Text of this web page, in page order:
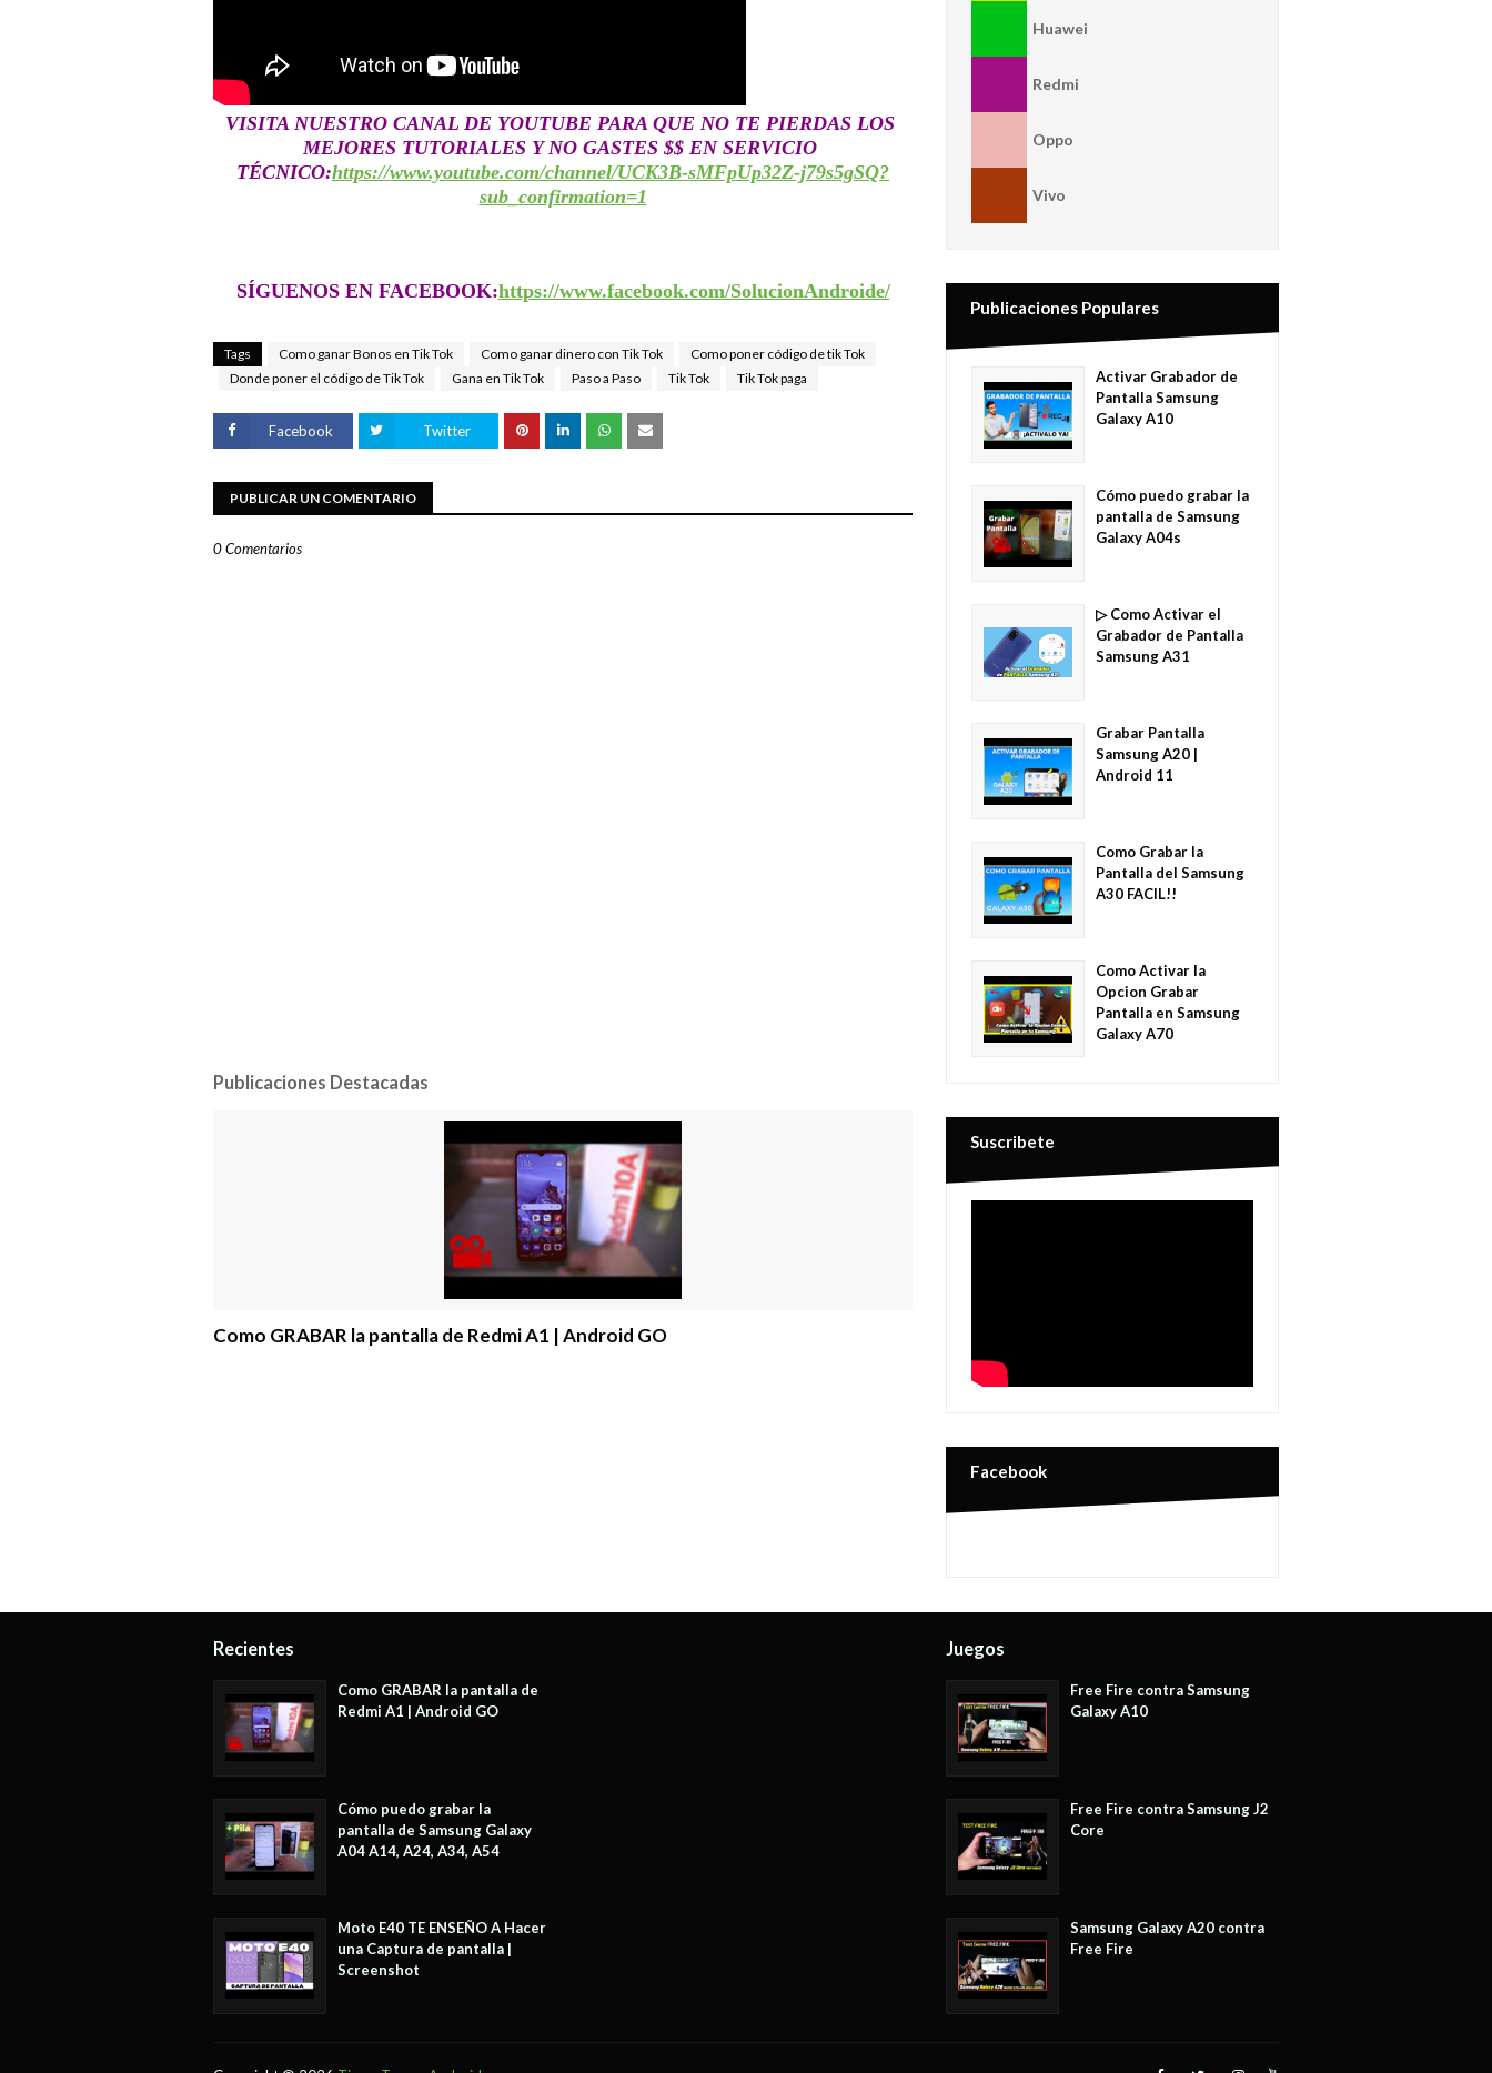
VISITA NUESTRO CANAL DE YOUTUBE PARA QUE NO TE PIERDAS LOS
MEJORES TUTORIALES Y NO GASTES $$ EN SERVICIO
TÉCNICO:https://www.youtube.com/channel/UCK3B-sMFpUp32Z-j79s5gSQ?
sub_confirmation=1
SÍGUENOS EN FACEBOOK:https://www.facebook.com/SolucionAndroide/
Tags Como ganar Bonos en Tik Tok Como ganar dinero con Tik Tok
Como poner código de tik Tok
Donde poner el código de Tik Tok
Gana en Tik Tok Paso a Paso Tik Tok Tik Tok paga
Facebook Twitter
PUBLICAR UN COMENTARIO
0 Comentarios
Publicaciones Destacadas
Como GRABAR la pantalla de Redmi A1 | Android GO
Huawei
Redmi
Oppo
Vivo
Publicaciones Populares
Activar Grabador de
Pantalla Samsung
Galaxy A10
Cómo puedo grabar la
pantalla de Samsung
Galaxy A04s
▷ Como Activar el
Grabador de Pantalla
Samsung A31
Grabar Pantalla
Samsung A20 |
Android 11
Como Grabar la
Pantalla del Samsung
A30 FACIL!!
Como Activar la
Opcion Grabar
Pantalla en Samsung
Galaxy A70
Suscribete
Facebook
Recientes
Como GRABAR la pantalla de
Redmi A1 | Android GO
Cómo puedo grabar la
pantalla de Samsung Galaxy
A04 A14, A24, A34, A54
Moto E40 TE ENSEÑO A Hacer
una Captura de pantalla |
Screenshot
Juegos
Free Fire contra Samsung
Galaxy A10
Free Fire contra Samsung J2
Core
Samsung Galaxy A20 contra
Free Fire